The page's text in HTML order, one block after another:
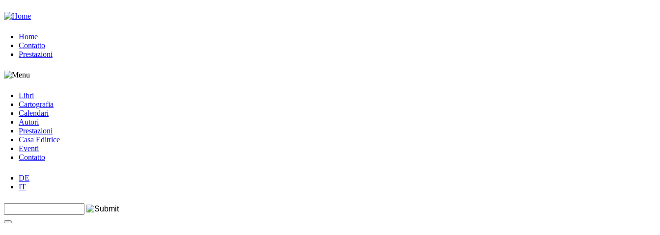
Jump to navigation
Home
Contatto
Prestazioni
Libri
Cartografia
Calendari
Autori
Prestazioni
Casa Editrice
Eventi
Contatto
DE
IT
Form di ricerca